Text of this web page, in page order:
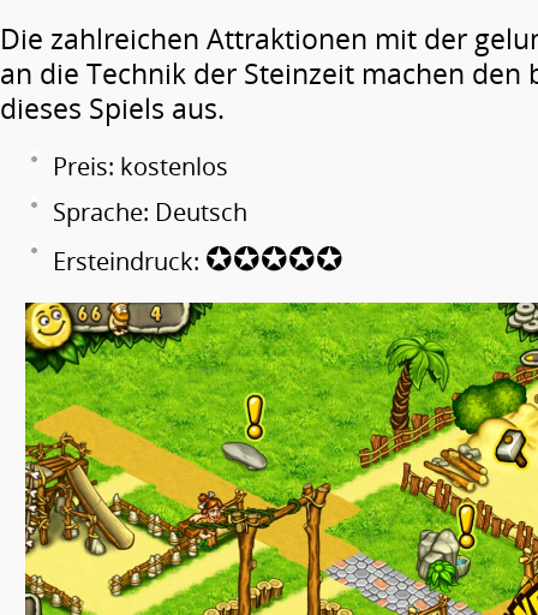
Die zahlreichen Attraktionen mit der
an die Technik der Steinzeit machen den
dieses Spiels aus.
Preis: kostenlos
Sprache: Deutsch
Ersteindruck: ✪✪✪✪✪